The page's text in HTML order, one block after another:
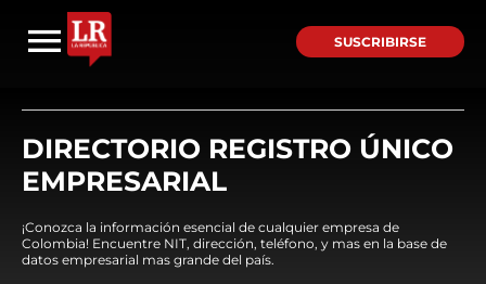
SUSCRIBIRSE
DIRECTORIO REGISTRO ÚNICO
EMPRESARIAL
¡Conozca la información esencial de cualquier empresa de
Colombia! Encuentre NIT, dirección, teléfono, y mas en la base de
datos empresarial mas grande del país.